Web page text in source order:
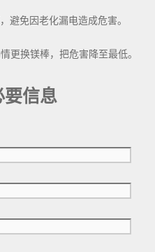
避免因老化漏电造成危害。
更换镁棒，把危害降至最低。
要信息